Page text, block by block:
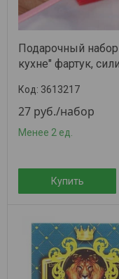
Подарочный
кухне" фартук,
3613217
27 руб./набор
Менее 2 ед.
Купить